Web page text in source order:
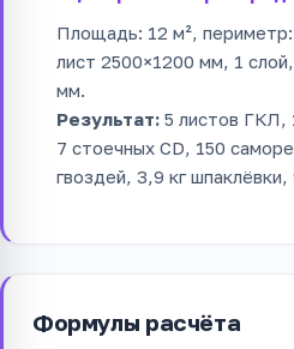
Площадь: 12 м²,
лист 2500×1200 мм, 1
мм.
Результат: 5 листов ГКЛ,
7 стоечных CD, 150
гвоздей, 3,9 кг
Формулы расчёта